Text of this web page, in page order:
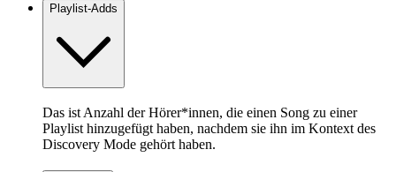
Playlist-Adds
Das ist Anzahl der Hörer*innen, die einen Song zu einer
Playlist hinzugefügt haben, nachdem sie ihn im Kontext des
Discovery Mode gehört haben.